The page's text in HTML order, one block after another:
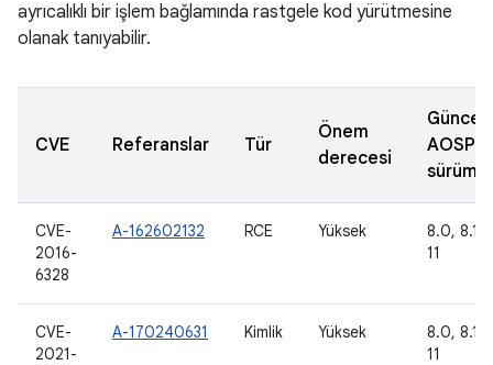
ayrıcalıklı bir işlem bağlamında rastgele kod yürütmesine
olanak tanıyabilir.
CVE Referanslar Tür
Önem
derecesi
AOSP
CVE-
2016-
6328
A-162602132 RCE Yüksek
8.0, 8.1,
11
CVE-
2021-
A-170240631 Kimlik Yüksek
8.0, 8.1,
11